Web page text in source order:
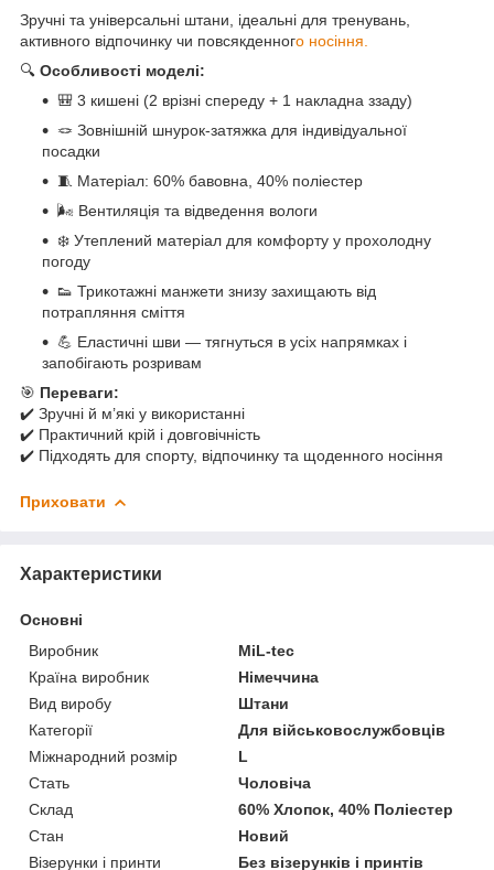
Зручні та універсальні штани, ідеальні для тренувань,
активного відпочинку чи повсякденного носіння.
🔍 Особливості моделі:
🎒 3 кишені (2 врізні спереду + 1 накладна ззаду)
🪢 Зовнішній шнурок-затяжка для індивідуальної
посадки
🧵 Матеріал: 60% бавовна, 40% поліестер
🌬 Вентиляція та відведення вологи
❄️ Утеплений матеріал для комфорту у прохолодну
погоду
👟 Трикотажні манжети знизу захищають від
потрапляння сміття
💪 Еластичні шви — тягнуться в усіх напрямках і
запобігають розривам
🎯 Переваги:
✔️ Зручні й м’які у використанні
✔️ Практичний крій і довговічність
✔️ Підходять для спорту, відпочинку та щоденного носіння
Приховати
Характеристики
Основні
Виробник
MiL-tec
Країна виробник
Німеччина
Вид виробу
Штани
Категорії
Для військовослужбовців
Міжнародний розмір
L
Стать
Чоловіча
Склад
60% Хлопок, 40% Поліестер
Стан
Новий
Візерунки і принти
Без візерунків і принтів